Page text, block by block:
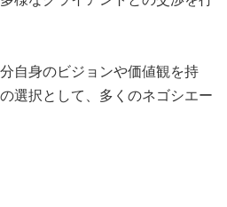
自身のビジョンや価値観を持
選択として、多くのネゴシエー